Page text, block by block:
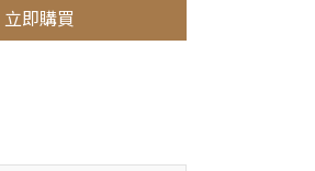
立即購買